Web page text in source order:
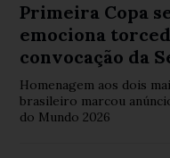
Primeira Copa
emociona
convocação da
Homenagem aos dois
brasileiro marcou
do Mundo 2026